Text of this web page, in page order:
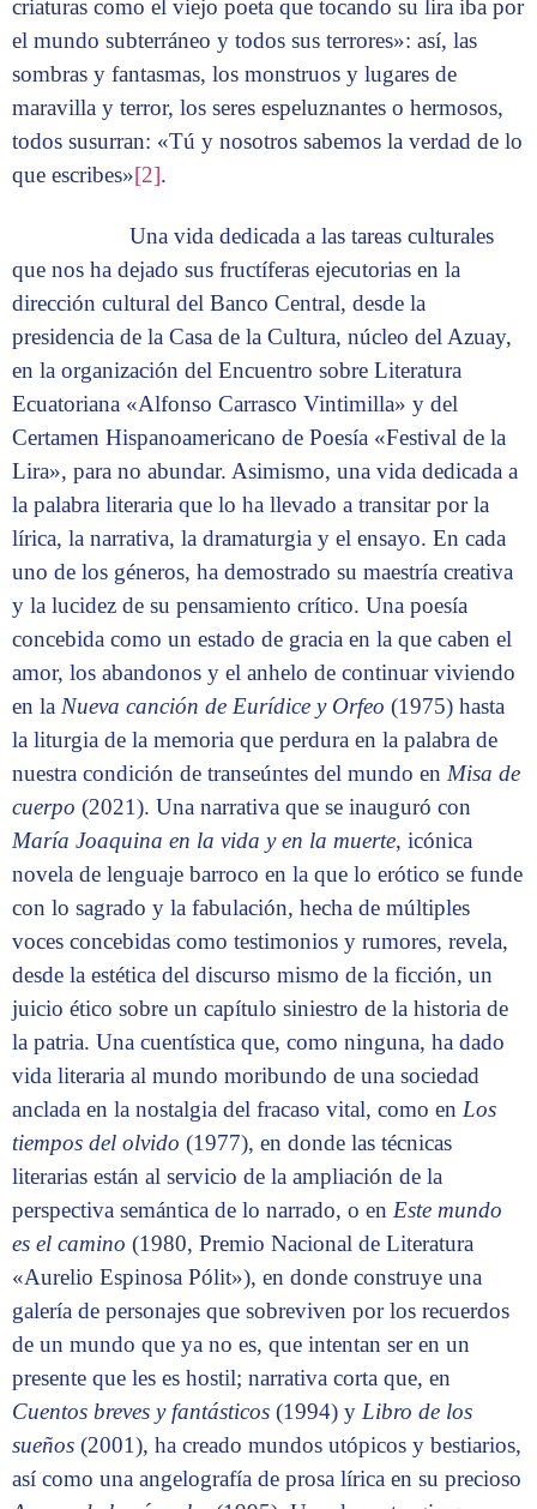
criaturas como el viejo poeta que tocando su lira iba por
el mundo subterráneo y todos sus terrores»: así, las
sombras y fantasmas, los monstruos y lugares de
maravilla y terror, los seres espeluznantes o hermosos,
todos susurran: «Tú y nosotros sabemos la verdad de lo
que escribes»[2].
Una vida dedicada a las tareas culturales
que nos ha dejado sus fructíferas ejecutorias en la
dirección cultural del Banco Central, desde la
presidencia de la Casa de la Cultura, núcleo del Azuay,
en la organización del Encuentro sobre Literatura
Ecuatoriana «Alfonso Carrasco Vintimilla» y del
Certamen Hispanoamericano de Poesía «Festival de la
Lira», para no abundar. Asimismo, una vida dedicada a
la palabra literaria que lo ha llevado a transitar por la
lírica, la narrativa, la dramaturgia y el ensayo. En cada
uno de los géneros, ha demostrado su maestría creativa
y la lucidez de su pensamiento crítico. Una poesía
concebida como un estado de gracia en la que caben el
amor, los abandonos y el anhelo de continuar viviendo
en la Nueva canción de Eurídice y Orfeo (1975) hasta
la liturgia de la memoria que perdura en la palabra de
nuestra condición de transeúntes del mundo en Misa de
cuerpo (2021). Una narrativa que se inauguró con
María Joaquina en la vida y en la muerte, icónica
novela de lenguaje barroco en la que lo erótico se funde
con lo sagrado y la fabulación, hecha de múltiples
voces concebidas como testimonios y rumores, revela,
desde la estética del discurso mismo de la ficción, un
juicio ético sobre un capítulo siniestro de la historia de
la patria. Una cuentística que, como ninguna, ha dado
vida literaria al mundo moribundo de una sociedad
anclada en la nostalgia del fracaso vital, como en Los
tiempos del olvido (1977), en donde las técnicas
literarias están al servicio de la ampliación de la
perspectiva semántica de lo narrado, o en Este mundo
es el camino (1980, Premio Nacional de Literatura
«Aurelio Espinosa Pólit»), en donde construye una
galería de personajes que sobreviven por los recuerdos
de un mundo que ya no es, que intentan ser en un
presente que les es hostil; narrativa corta que, en
Cuentos breves y fantásticos (1994) y Libro de los
sueños (2001), ha creado mundos utópicos y bestiarios,
así como una angelografía de prosa lírica en su precioso